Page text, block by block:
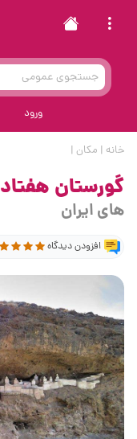
ورود
خانه | مکان |
گورستان هفتاد
های ایران
افزودن دیدگاه